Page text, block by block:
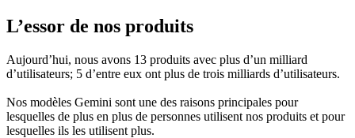
L’essor de nos produits
Aujourd’hui, nous avons 13 produits avec plus d’un milliard
d’utilisateurs; 5 d’entre eux ont plus de trois milliards d’utilisateurs.
Nos modèles Gemini sont une des raisons principales pour
lesquelles de plus en plus de personnes utilisent nos produits et pour
lesquelles ils les utilisent plus.